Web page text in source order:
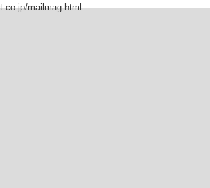
ルを開催し、ベートーヴェンのヴァイオ
mailmag.html